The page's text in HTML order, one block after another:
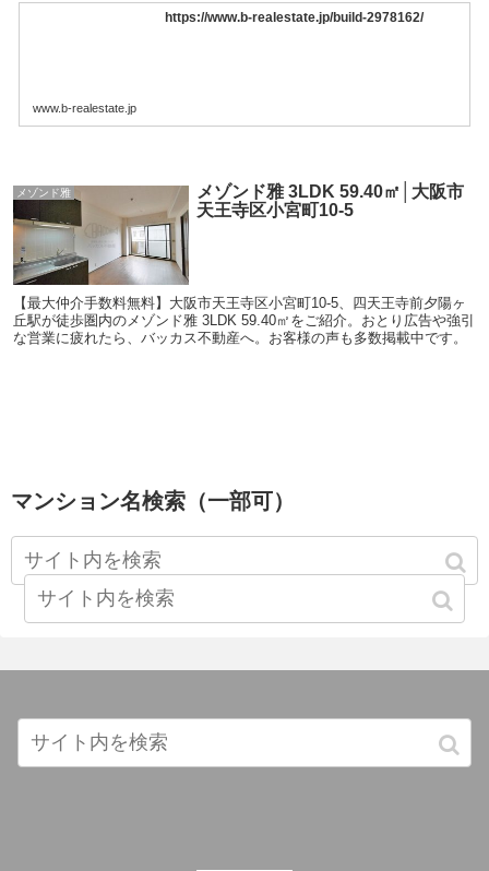
https://www.b-realestate.jp/build-2978162/
www.b-realestate.jp
メゾンド雅
メゾンド雅 3LDK 59.40㎡│大阪市
天王寺区小宮町10-5
【最大仲介手数料無料】大阪市天王寺区小宮町10-5、四天王寺前夕陽ヶ
丘駅が徒歩圏内のメゾンド雅 3LDK 59.40㎡をご紹介。おとり広告や強引
な営業に疲れたら、バッカス不動産へ。お客様の声も多数掲載中です。
マンション名検索（一部可）